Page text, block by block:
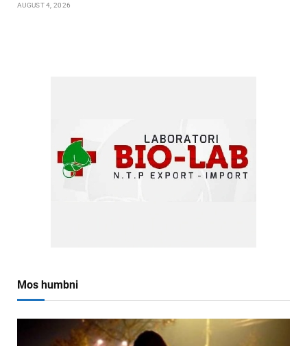
AUGUST 4, 2026
Mos humbni